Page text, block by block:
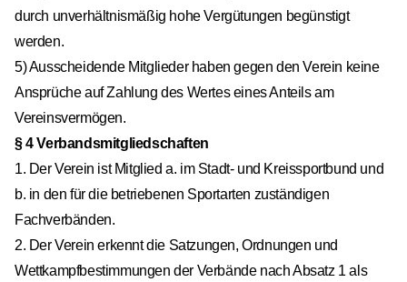
durch unverhältnismäßig hohe Vergütungen begünstigt
werden.
5) Ausscheidende Mitglieder haben gegen den Verein keine
Ansprüche auf Zahlung des Wertes eines Anteils am
Vereinsvermögen.
§ 4 Verbandsmitgliedschaften
1. Der Verein ist Mitglied a. im Stadt- und Kreissportbund und
b. in den für die betriebenen Sportarten zuständigen
Fachverbänden.
2. Der Verein erkennt die Satzungen, Ordnungen und
Wettkampfbestimmungen der Verbände nach Absatz 1 als